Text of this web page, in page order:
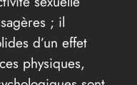
; il
d’un effet
physiques,